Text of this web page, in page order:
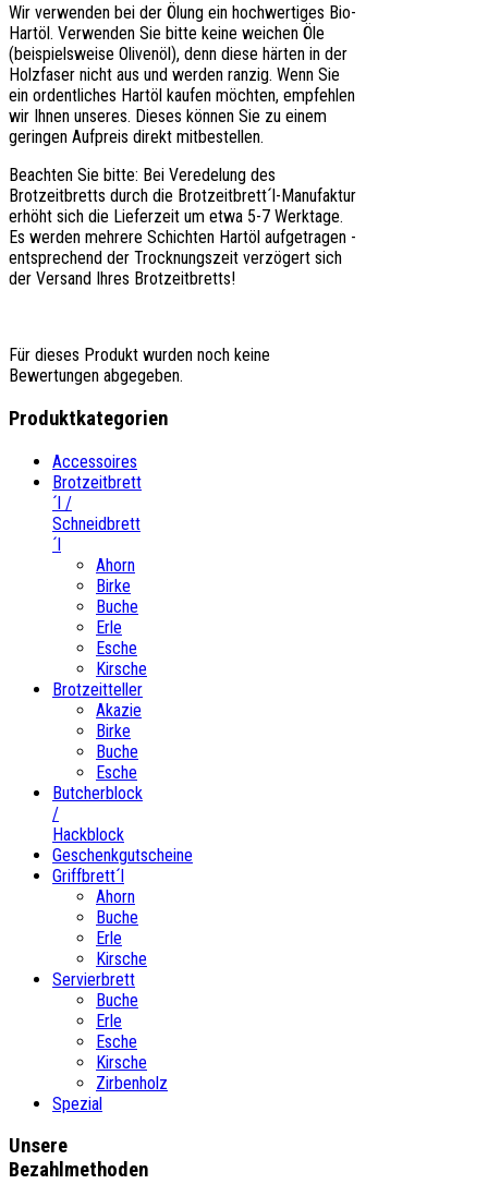
Wir verwenden bei der Ölung ein hochwertiges Bio-
Hartöl. Verwenden Sie bitte keine weichen Öle
(beispielsweise Olivenöl), denn diese härten in der
Holzfaser nicht aus und werden ranzig. Wenn Sie
ein ordentliches Hartöl kaufen möchten, empfehlen
wir Ihnen unseres. Dieses können Sie zu einem
geringen Aufpreis direkt mitbestellen.
Beachten Sie bitte: Bei Veredelung des
Brotzeitbretts durch die Brotzeitbrett´l-Manufaktur
erhöht sich die Lieferzeit um etwa 5-7 Werktage.
Es werden mehrere Schichten Hartöl aufgetragen -
entsprechend der Trocknungszeit verzögert sich
der Versand Ihres Brotzeitbretts!
Für dieses Produkt wurden noch keine
Bewertungen abgegeben.
Produktkategorien
Accessoires
Brotzeitbrett
´l /
Schneidbrett
´l
Ahorn
Birke
Buche
Erle
Esche
Kirsche
Brotzeitteller
Akazie
Birke
Buche
Esche
Butcherblock
/
Hackblock
Geschenkgutscheine
Griffbrett´l
Ahorn
Buche
Erle
Kirsche
Servierbrett
Buche
Erle
Esche
Kirsche
Zirbenholz
Spezial
Unsere
Bezahlmethoden